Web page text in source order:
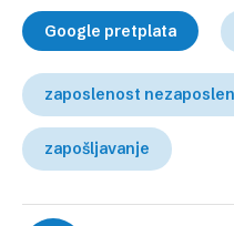
Google pretplata
zaposlenost
zapošljavanje